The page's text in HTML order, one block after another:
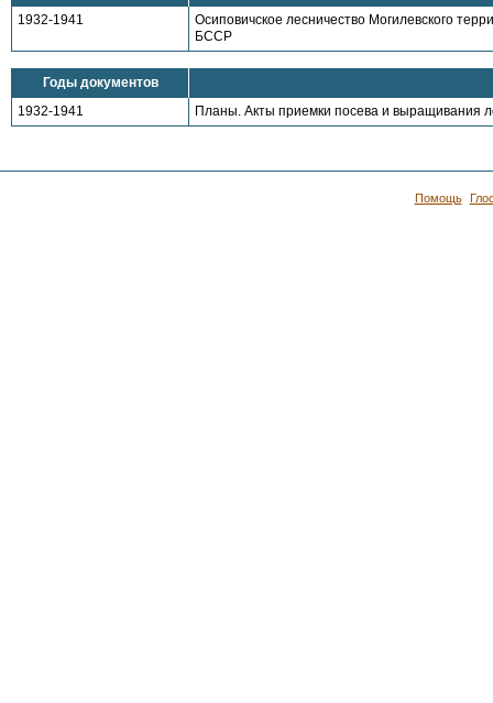
1932-1941
Осиповичское лесничество Могилевского
БССР
Годы документов
1932-1941
Планы. Акты приемки посева и выращивания
Помощь